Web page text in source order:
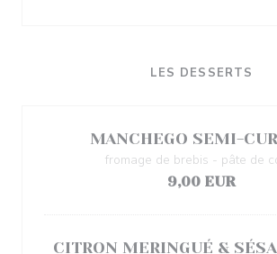
LES DESSERTS
MANCHEGO SEMI-
fromage de brebis - pâte de
9,00 EUR
CITRON MERINGUÉ &